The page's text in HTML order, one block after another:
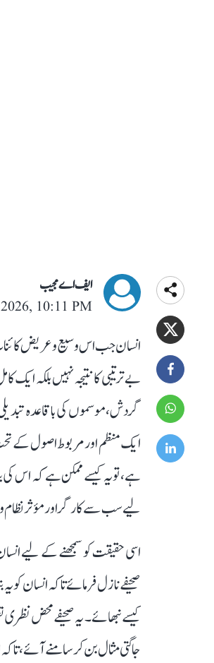
ایف اے مجیب
10:11 PM
انسان جب اس وسیع و عریض
بے ترتیبی کا نتیجہ نہیں بلکہ
گردش، موسموں کی باقاعدہ
ایک منظم اور مربوط اصول کے
ہے، تو یہ کیسے ممکن ہے کہ اس
لیے سب سے کارگر اور مؤثر نظام
اسی حقیقت کو سمجھنے کے لیے
صحیفے نازل فرمائے تاکہ انسان
کیسے نبھائے۔ یہ صحیفے محض
جاگتی مثال بن کر سامنے آئے،